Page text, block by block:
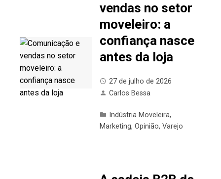
vendas no setor
moveleiro: a
confiança nasce
antes da loja
27 de julho de 2026
Carlos Bessa
Indústria Moveleira,
Marketing, Opinião, Varejo